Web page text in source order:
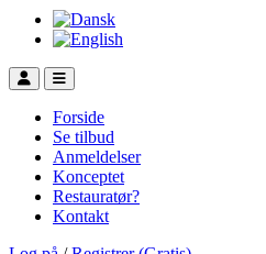
Forside
Se tilbud
Anmeldelser
Konceptet
Restauratør?
Kontakt